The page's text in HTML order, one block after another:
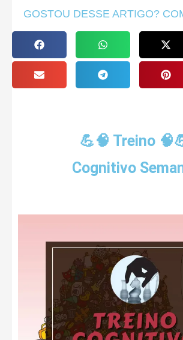
GOSTOU DESSE ARTIGO?
💪🧠 Treino
Cognitivo